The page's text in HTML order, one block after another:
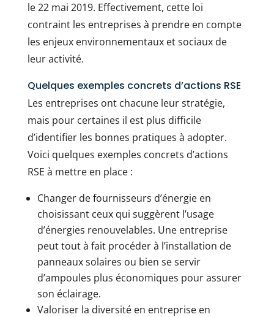
le 22 mai 2019. Effectivement, cette loi
contraint les entreprises à prendre en compte
les enjeux environnementaux et sociaux de
leur activité.
Quelques exemples concrets d’actions RSE
Les entreprises ont chacune leur stratégie,
mais pour certaines il est plus difficile
d’identifier les bonnes pratiques à adopter.
Voici quelques exemples concrets d’actions
RSE à mettre en place :
Changer de fournisseurs d’énergie en
choisissant ceux qui suggèrent l’usage
d’énergies renouvelables. Une entreprise
peut tout à fait procéder à l’installation de
panneaux solaires ou bien se servir
d’ampoules plus économiques pour assurer
son éclairage.
Valoriser la diversité en entreprise en